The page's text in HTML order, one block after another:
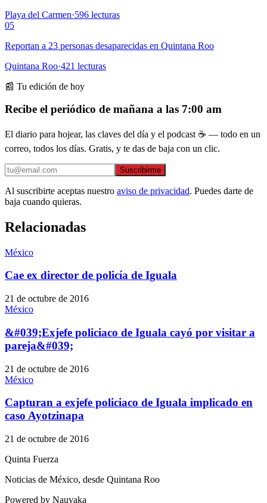
Playa del Carmen·596 lecturas
05
Reportan a 23 personas desaparecidas en Quintana Roo
Quintana Roo·421 lecturas
📰 Tu edición de hoy
Recibe el periódico de mañana a las 7:00 am
El diario para hojear, las claves del día y el podcast ☕ — todo en un
correo, todos los días. Gratis, y te das de baja con un clic.
Suscribirme
Al suscribirte aceptas nuestro aviso de privacidad. Puedes darte de
baja cuando quieras.
Relacionadas
México
Cae ex director de policía de Iguala
21 de octubre de 2016
México
&#039;Exjefe policiaco de Iguala cayó por visitar a
pareja&#039;
21 de octubre de 2016
México
Capturan a exjefe policiaco de Iguala implicado en
caso Ayotzinapa
21 de octubre de 2016
Quinta Fuerza
Noticias de México, desde Quintana Roo
Powered by Nauyaka